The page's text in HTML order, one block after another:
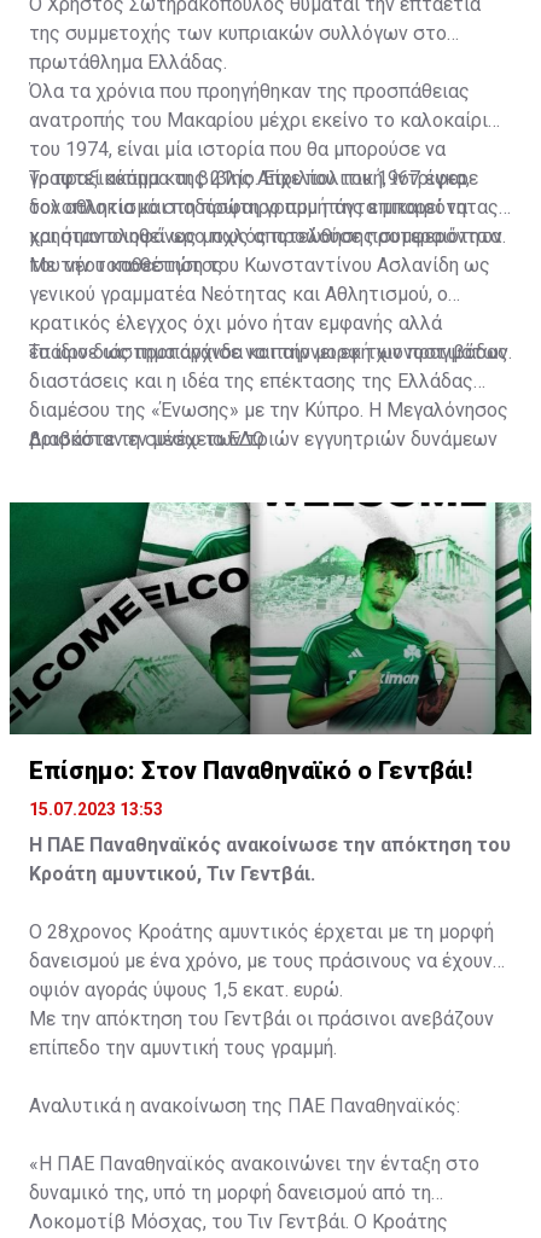
Ο Χρήστος Σωτηρακόπουλος θυμάται την επταετία
της συμμετοχής των κυπριακών συλλόγων στο
πρωτάθλημα Ελλάδας.
Όλα τα χρόνια που προηγήθηκαν της προσπάθειας
ανατροπής του Μακαρίου μέχρι εκείνο το καλοκαίρι
του 1974, είναι μία ιστορία που θα μπορούσε να
γραφτεί ακόμα και βιβλίο. Είχε πολιτική, ίντριγκα,
δολοπλοκία και ποδόσφαιρο που πάντα μπορεί να
χρησιμοποιηθεί ως μοχλός προώθησης συμφερόντων.
Το πραξικόπημα της 21ης Απριλίου του 1967 έφερε
τον αθλητισμό στη πρώτη γραμμή της επικαιρότητας
και ήταν ολοφάνερο πως αποτελούσε προτεραιότητα
του νέου καθεστώτος.
Με την τοποθέτηση του Κωνσταντίνου Ασλανίδη ως
γενικού γραμματέα Νεότητας και Αθλητισμού, ο
κρατικός έλεγχος όχι μόνο ήταν εμφανής αλλά
έπαιρνε ως προπαγάνδα και την μορφή χιονοστιβάδας.
Το ίδιο διάστημα άρχισε να παίρνει εκ των πραγμάτων
διαστάσεις και η ιδέα της επέκτασης της Ελλάδας
διαμέσου της «Ένωσης» με την Κύπρο. Η Μεγαλόνησος
βρισκόταν εν μέσω των τριών εγγυητριών δυνάμεων
σύμφωνα με την συνθήκη της Ζυρίχης, έπρεπε να
αποτελεί αποστρατικοποιημένη ζώνη.
Διαβάστε τη συνέχειαΕΔΩ
Επίσημο: Στον Παναθηναϊκό ο Γεντβάι!
15.07.2023 13:53
Η ΠΑΕ Παναθηναϊκός ανακοίνωσε την απόκτηση του
Κροάτη αμυντικού, Τιν Γεντβάι.
Ο 28χρονος Κροάτης αμυντικός έρχεται με τη μορφή
δανεισμού με ένα χρόνο, με τους πράσινους να έχουν
οψιόν αγοράς ύψους 1,5 εκατ. ευρώ.
Με την απόκτηση του Γεντβάι οι πράσινοι ανεβάζουν
επίπεδο την αμυντική τους γραμμή.
Αναλυτικά η ανακοίνωση της ΠΑΕ Παναθηναϊκός:
«Η ΠΑΕ Παναθηναϊκός ανακοινώνει την ένταξη στο
δυναμικό της, υπό τη μορφή δανεισμού από τη
Λοκομοτίβ Μόσχας, του Τιν Γεντβάι. Ο Κροάτης